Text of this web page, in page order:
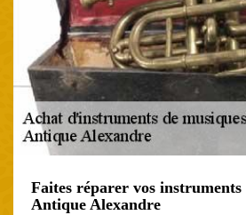
Faites réparer vos instruments
Antique Alexandre